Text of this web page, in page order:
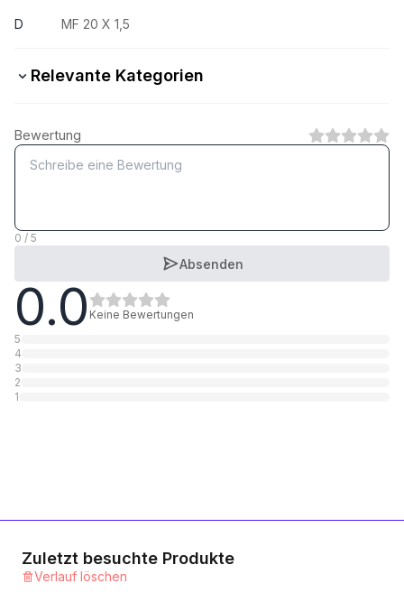
D MF 20 X 1,5
Relevante Kategorien
10.9 Stahl verzinkt
1 Kategorie
8.8 Stahl verzinkt
1 Kategorie
Bewertung
0 / 5
Absenden
0.0 Keine Bewertungen
5
4
3
2
1
Zuletzt besuchte Produkte
Verlauf löschen